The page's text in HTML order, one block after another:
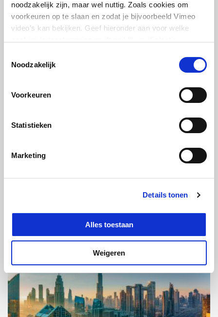
noodzakelijk zijn, maar wel nuttig. Zoals cookies om
voorkeuren op te slaan en zodat je bijvoorbeeld Vimeo
video’s kan bekijken. Geef hieronder aan voor welke
akkoord met het plaatsen van alle cookies.
Meer over
Noodzakelijk
Voorkeuren
Statistieken
Marketing
Details tonen
Alles toestaan
Weigeren
3D-betonprinten op locatie